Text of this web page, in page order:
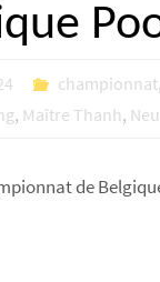
championnat,
, Maître Thanh,
de